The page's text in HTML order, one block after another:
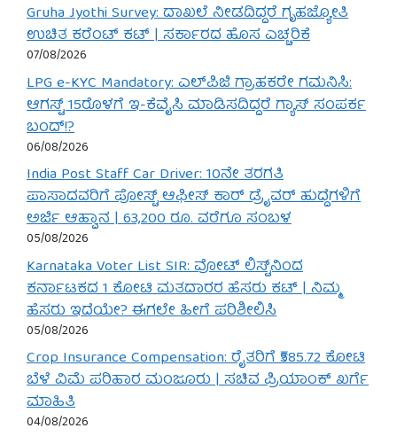
Gruha Jyothi Survey: ದಾಖಲೆ ನೀಡದಿದ್ದರೆ ಗೃಹಜ್ಯೋತಿ
ಉಚಿತ ಕರೆಂಟ್ ಕಟ್ | ಸರ್ಕಾರದ ಹೊಸ ಎಚ್ಚರಿಕೆ
07/08/2026
LPG e-KYC Mandatory: ಎಲ್‌ಪಿಜಿ ಗ್ರಾಹಕರೇ ಗಮನಿಸಿ:
ಆಗಸ್ಟ್ 15ರೊಳಗೆ ಇ-ಕೆವೈಸಿ ಮಾಡಿಸದಿದ್ದರೆ ಗ್ಯಾಸ್ ಸಂಪರ್ಕ
ಬಂದ್!?
06/08/2026
India Post Staff Car Driver: 10ನೇ ತರಗತಿ
ಪಾಸಾದವರಿಗೆ ಪೋಸ್ಟ್ ಆಫೀಸ್ ಕಾರ್ ಡ್ರೈವರ್ ಹುದ್ದೆಗಳಿಗೆ
ಅರ್ಜಿ ಆಹ್ವಾನ | 63,200 ರೂ. ವರೆಗೂ ಸಂಬಳ
05/08/2026
Karnataka Voter List SIR: ವೋಟ್ ಲಿಸ್ಟ್‌ನಿಂದ
ಕರ್ನಾಟಕದ 1 ಕೋಟಿ ಮತದಾರರ ಹೆಸರು ಕಟ್ | ನಿಮ್ಮ
ಹೆಸರು ಇದೆಯೇ? ಈಗಲೇ ಹೀಗೆ ಪರಿಶೀಲಿಸಿ
05/08/2026
Crop Insurance Compensation: ರೈತರಿಗೆ ₹585.72 ಕೋಟಿ
ಬೆಳೆ ವಿಮೆ ಪರಿಹಾರ ಮಂಜೂರು | ಸಚಿವ ಪ್ರಿಯಾಂಕ್ ಖರ್ಗೆ
ಮಾಹಿತಿ
04/08/2026